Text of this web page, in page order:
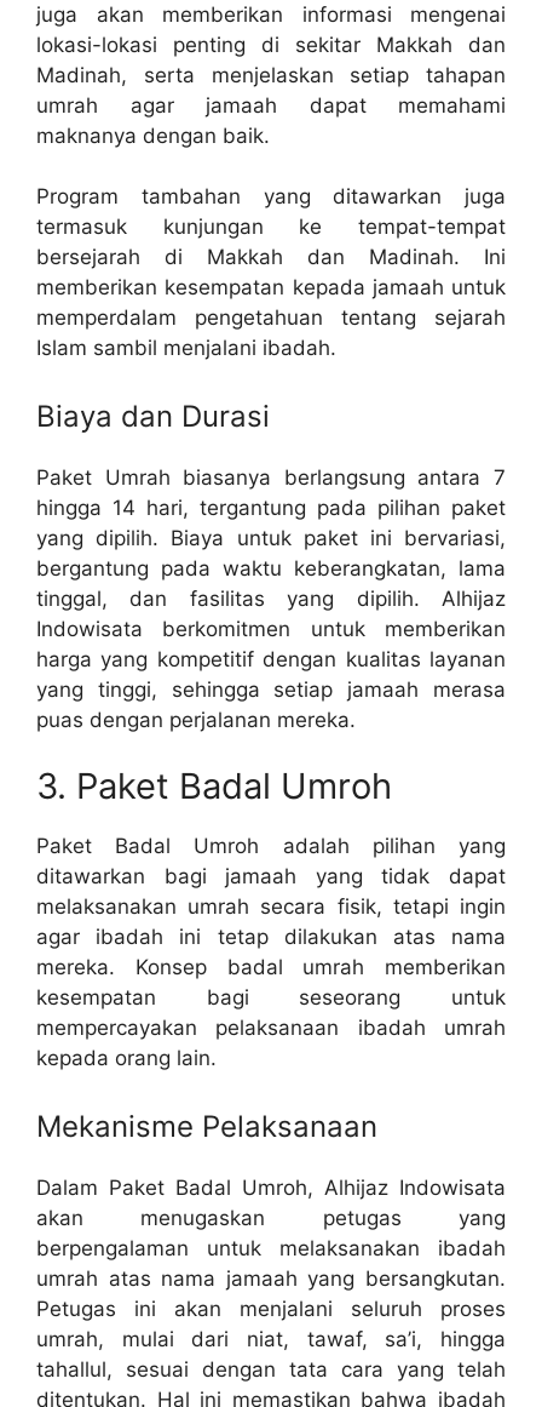
juga akan memberikan informasi mengenai
lokasi-lokasi penting di sekitar Makkah dan
Madinah, serta menjelaskan setiap tahapan
umrah agar jamaah dapat memahami
maknanya dengan baik.
Program tambahan yang ditawarkan juga
termasuk kunjungan ke tempat-tempat
bersejarah di Makkah dan Madinah. Ini
memberikan kesempatan kepada jamaah untuk
memperdalam pengetahuan tentang sejarah
Islam sambil menjalani ibadah.
Biaya dan Durasi
Paket Umrah biasanya berlangsung antara 7
hingga 14 hari, tergantung pada pilihan paket
yang dipilih. Biaya untuk paket ini bervariasi,
bergantung pada waktu keberangkatan, lama
tinggal, dan fasilitas yang dipilih. Alhijaz
Indowisata berkomitmen untuk memberikan
harga yang kompetitif dengan kualitas layanan
yang tinggi, sehingga setiap jamaah merasa
puas dengan perjalanan mereka.
3. Paket Badal Umroh
Paket Badal Umroh adalah pilihan yang
ditawarkan bagi jamaah yang tidak dapat
melaksanakan umrah secara fisik, tetapi ingin
agar ibadah ini tetap dilakukan atas nama
mereka. Konsep badal umrah memberikan
kesempatan bagi seseorang untuk
mempercayakan pelaksanaan ibadah umrah
kepada orang lain.
Mekanisme Pelaksanaan
Dalam Paket Badal Umroh, Alhijaz Indowisata
akan menugaskan petugas yang
berpengalaman untuk melaksanakan ibadah
umrah atas nama jamaah yang bersangkutan.
Petugas ini akan menjalani seluruh proses
umrah, mulai dari niat, tawaf, sa’i, hingga
tahallul, sesuai dengan tata cara yang telah
ditentukan. Hal ini memastikan bahwa ibadah